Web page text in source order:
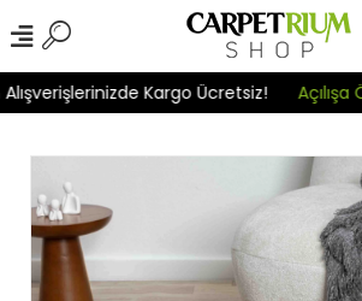
Kargo Ücretsiz! Açılışa